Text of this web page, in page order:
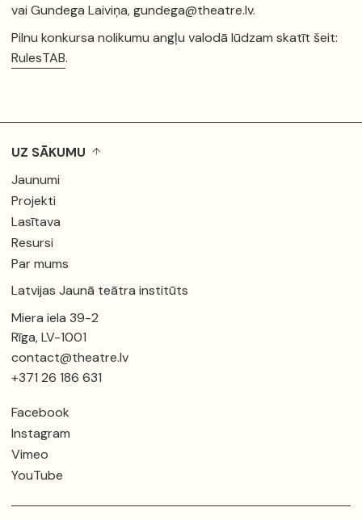
vai Gundega Laiviņa, gundega@theatre.lv.
Pilnu konkursa nolikumu angļu valodā lūdzam skatīt šeit:
RulesTAB.
UZ SĀKUMU
Jaunumi
Projekti
Lasītava
Resursi
Par mums
Latvijas Jaunā teātra institūts
Miera iela 39-2
Rīga, LV-1001
contact@theatre.lv
+371 26 186 631
Facebook
Instagram
Vimeo
YouTube